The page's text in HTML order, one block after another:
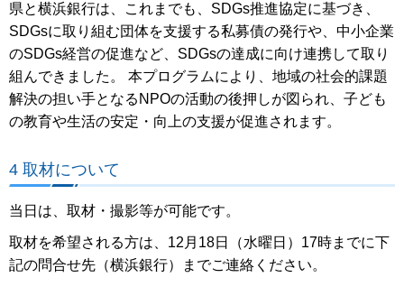
県と横浜銀行は、これまでも、SDGs推進協定に基づき、
SDGsに取り組む団体を支援する私募債の発行や、中小企業
のSDGs経営の促進など、SDGsの達成に向け連携して取り
組んできました。 本プログラムにより、地域の社会的課題
解決の担い手となるNPOの活動の後押しが図られ、子ども
の教育や生活の安定・向上の支援が促進されます。
4 取材について
当日は、取材・撮影等が可能です。
取材を希望される方は、12月18日（水曜日）17時までに下
記の問合せ先（横浜銀行）までご連絡ください。